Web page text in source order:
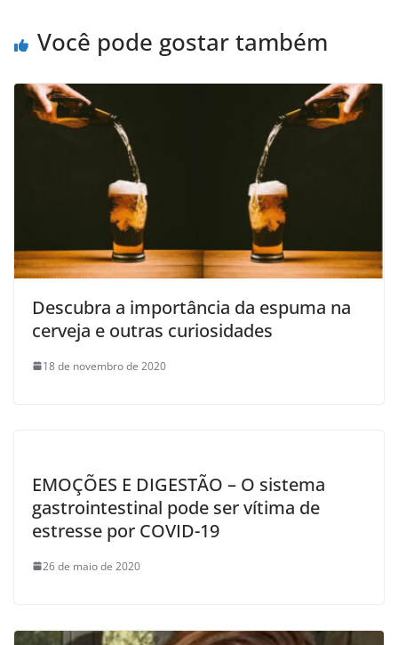
Você pode gostar também
Descubra a importância da espuma na
cerveja e outras curiosidades
18 de novembro de 2020
EMOÇÕES E DIGESTÃO – O sistema
gastrointestinal pode ser vítima de
estresse por COVID-19
26 de maio de 2020